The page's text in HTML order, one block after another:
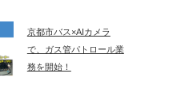
京都市バス×AIカメラ
で、ガス管パトロール業
務を開始！